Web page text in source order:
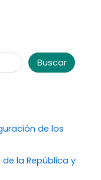
Buscar
de los
la República y